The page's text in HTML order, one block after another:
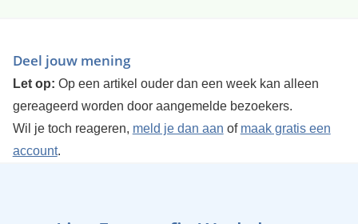
Deel jouw mening
Let op: Op een artikel ouder dan een week kan alleen
gereageerd worden door aangemelde bezoekers.
Wil je toch reageren, meld je dan aan of maak gratis een
account.